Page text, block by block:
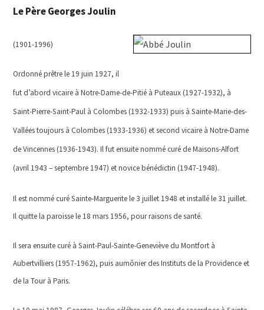
Le Père Georges Joulin
(1901-1996)
Ordonné prêtre le 19 juin 1927, il
fut d’abord vicaire à Notre-Dame-de-Pitié à Puteaux (1927-1932), à
Saint-Pierre-Saint-Paul à Colombes (1932-1933) puis à Sainte-Marie-des-
Vallées toujours à Colombes (1933-1936) et second vicaire à Notre-Dame
de Vincennes (1936-1943).Il fut ensuite nommé curé de Maisons-Alfort
(avril 1943 – septembre 1947) et novice bénédictin (1947-1948).
Il est nommé curé Sainte-Marguerite le 3 juillet 1948 et installé le 31 juillet.
Il quitte la paroisse le 18 mars 1956, pour raisons de santé.
Il sera ensuite curé à Saint-Paul-Sainte-Geneviève du Montfort à
Aubertvilliers (1957-1962), puis aumônier des Instituts de la Providence et
de la Tour à Paris.